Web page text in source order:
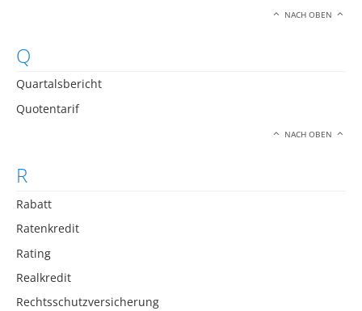
NACH OBEN
Q
Quartalsbericht
Quotentarif
NACH OBEN
R
Rabatt
Ratenkredit
Rating
Realkredit
Rechtsschutzversicherung